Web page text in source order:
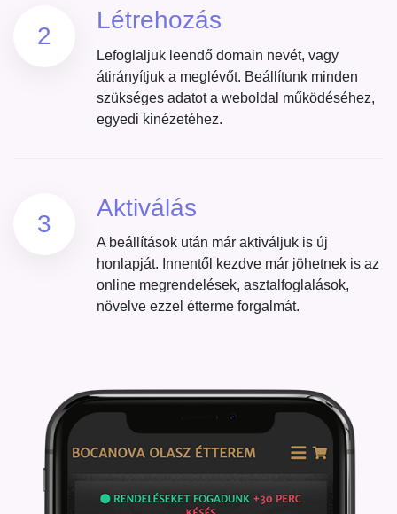
2
Létrehozás
Lefoglaljuk leendő domain nevét, vagy
átirányítjuk a meglévőt. Beállítunk minden
szükséges adatot a weboldal működéséhez,
egyedi kinézetéhez.
3
Aktiválás
A beállítások után már aktiváljuk is új
honlapját. Innentől kezdve már jöhetnek is az
online megrendelések, asztalfoglalások,
növelve ezzel étterme forgalmát.